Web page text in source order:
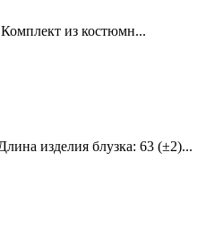
из костюмн...
изделия блузка: 63 (±2)...